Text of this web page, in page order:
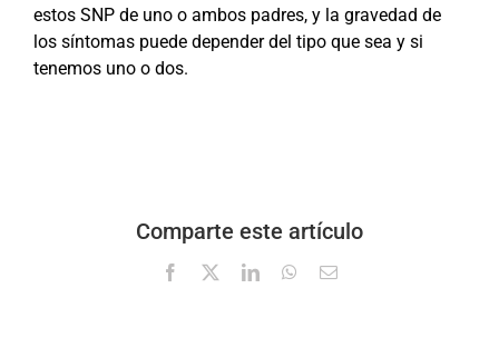
estos SNP de uno o ambos padres, y la gravedad de
los síntomas puede depender del tipo que sea y si
tenemos uno o dos.
Comparte este artículo
Facebook LinkedInWhatsApp
Correo